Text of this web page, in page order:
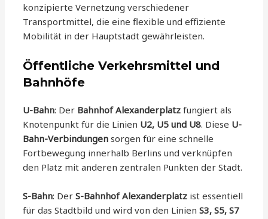
konzipierte Vernetzung verschiedener
Transportmittel, die eine flexible und effiziente
Mobilität in der Hauptstadt gewährleisten.
Öffentliche Verkehrsmittel und
Bahnhöfe
U-Bahn: Der Bahnhof Alexanderplatz fungiert als
Knotenpunkt für die Linien U2, U5 und U8. Diese U-
Bahn-Verbindungen sorgen für eine schnelle
Fortbewegung innerhalb Berlins und verknüpfen
den Platz mit anderen zentralen Punkten der Stadt.
S-Bahn: DerS-Bahnhof Alexanderplatz ist essentiell
für das Stadtbild und wird von den LinienS3, S5, S7